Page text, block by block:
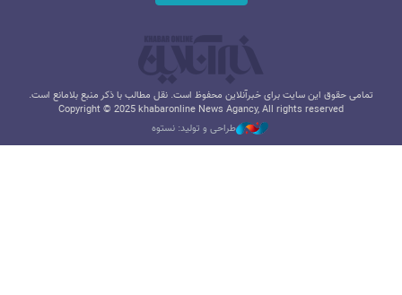
تمامی حقوق این سایت برای خبرآنلاین محفوظ است. نقل مطالب با ذکر منبع بلامانع است.
Copyright © 2025 khabaronline News Agancy, All rights reserved
طراحی و تولید: نستوه